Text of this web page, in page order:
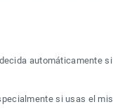
automáticamente
si usas el